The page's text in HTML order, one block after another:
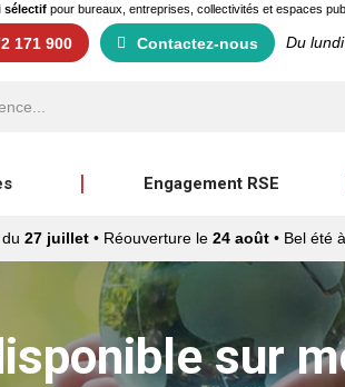
sélectifpour bureaux, entreprises, collectivités et espaces
171 900 Contactez-nous Du
Engagement RSE
27 juillet • Réouverture le 24 août • Bel été
sur